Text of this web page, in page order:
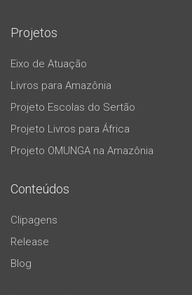
Projetos
Eixo de Atuação
Livros para Amazônia
Projeto Escolas do Sertão
Projeto Livros para África
Projeto OMUNGA na Amazônia
Conteúdos
Clipagens
Release
Blog